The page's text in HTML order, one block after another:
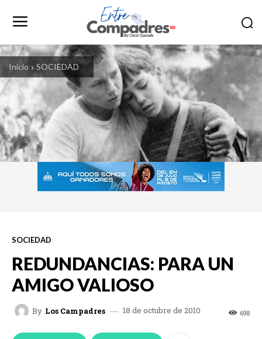
Inicio SOCIEDAD
SOCIEDAD
REDUNDANCIAS: PARA UN
AMIGO VALIOSO
By Los Campadres 18 de octubre de 2010 698